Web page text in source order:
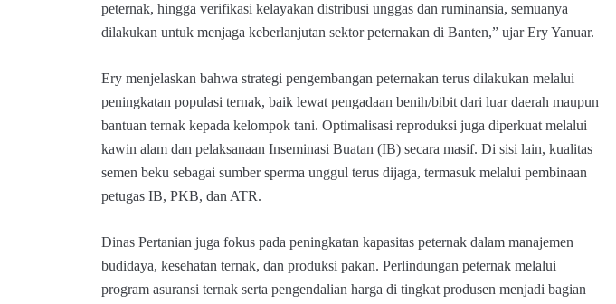
peternak, hingga verifikasi kelayakan distribusi unggas dan ruminansia, semuanya
dilakukan untuk menjaga keberlanjutan sektor peternakan di Banten,” ujar Ery Yanuar.
Ery menjelaskan bahwa strategi pengembangan peternakan terus dilakukan melalui
peningkatan populasi ternak, baik lewat pengadaan benih/bibit dari luar daerah maupun
bantuan ternak kepada kelompok tani. Optimalisasi reproduksi juga diperkuat melalui
kawin alam dan pelaksanaan Inseminasi Buatan (IB) secara masif. Di sisi lain, kualitas
semen beku sebagai sumber sperma unggul terus dijaga, termasuk melalui pembinaan
petugas IB, PKB, dan ATR.
Dinas Pertanian juga fokus pada peningkatan kapasitas peternak dalam manajemen
budidaya, kesehatan ternak, dan produksi pakan. Perlindungan peternak melalui
program asuransi ternak serta pengendalian harga di tingkat produsen menjadi bagian